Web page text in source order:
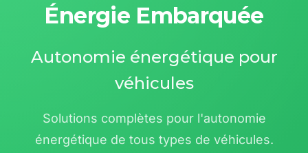
Énergie Embarquée
Autonomie énergétique pour
véhicules
Solutions complètes pour l'autonomie
énergétique de tous types de véhicules.